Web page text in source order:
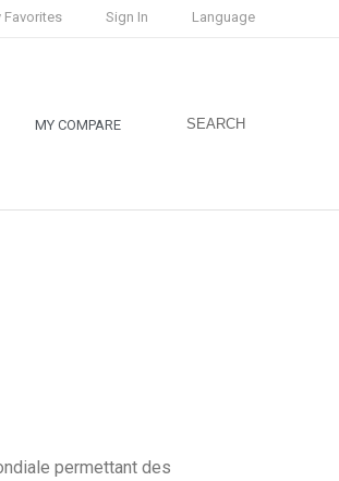
Favorites Sign In Language
MY COMPARE SEARCH
permettant des